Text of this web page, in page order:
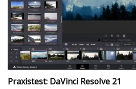
Praxistest: DaVinci Resolve 21